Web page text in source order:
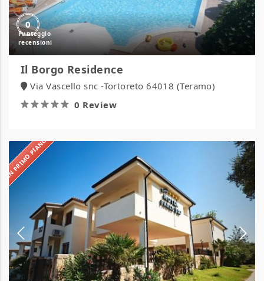
0
Il Borgo Residence
Via Vascello snc -Tortoreto 64018 (Teramo)
0 Review
IN PRIMO PIANO